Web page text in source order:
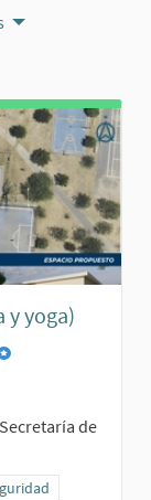
y yoga)
de
Secretaría de